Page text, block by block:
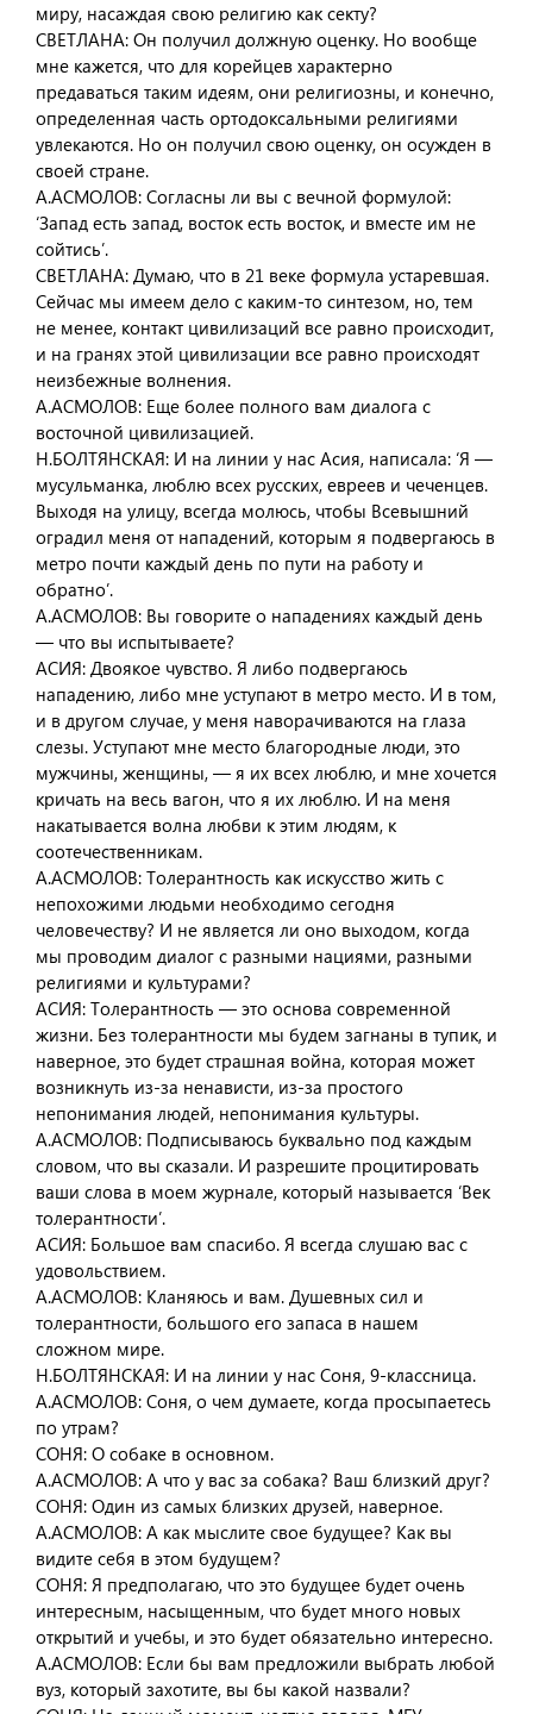
миру, насаждая свою религию как секту?
СВЕТЛАНА: Он получил должную оценку. Но вообще
мне кажется, что для корейцев характерно
предаваться таким идеям, они религиозны, и конечно,
определенная часть ортодоксальными религиями
увлекаются. Но он получил свою оценку, он осужден в
своей стране.
А.АСМОЛОВ: Согласны ли вы с вечной формулой:
‘Запад есть запад, восток есть восток, и вместе им не
сойтись’.
СВЕТЛАНА: Думаю, что в 21 веке формула устаревшая.
Сейчас мы имеем дело с каким-то синтезом, но, тем
не менее, контакт цивилизаций все равно происходит,
и на гранях этой цивилизации все равно происходят
неизбежные волнения.
А.АСМОЛОВ: Еще более полного вам диалога с
восточной цивилизацией.
Н.БОЛТЯНСКАЯ: И на линии у нас Асия, написала: ‘Я —
мусульманка, люблю всех русских, евреев и чеченцев.
Выходя на улицу, всегда молюсь, чтобы Всевышний
оградил меня от нападений, которым я подвергаюсь в
метро почти каждый день по пути на работу и
обратно’.
А.АСМОЛОВ: Вы говорите о нападениях каждый день
— что вы испытываете?
АСИЯ: Двоякое чувство. Я либо подвергаюсь
нападению, либо мне уступают в метро место. И в том,
и в другом случае, у меня наворачиваются на глаза
слезы. Уступают мне место благородные люди, это
мужчины, женщины, — я их всех люблю, и мне хочется
кричать на весь вагон, что я их люблю. И на меня
накатывается волна любви к этим людям, к
соотечественникам.
А.АСМОЛОВ: Толерантность как искусство жить с
непохожими людьми необходимо сегодня
человечеству? И не является ли оно выходом, когда
мы проводим диалог с разными нациями, разными
религиями и культурами?
АСИЯ: Толерантность — это основа современной
жизни. Без толерантности мы будем загнаны в тупик, и
наверное, это будет страшная война, которая может
возникнуть из-за ненависти, из-за простого
непонимания людей, непонимания культуры.
А.АСМОЛОВ: Подписываюсь буквально под каждым
словом, что вы сказали. И разрешите процитировать
ваши слова в моем журнале, который называется ‘Век
толерантности’.
АСИЯ: Большое вам спасибо. Я всегда слушаю вас с
удовольствием.
А.АСМОЛОВ: Кланяюсь и вам. Душевных сил и
толерантности, большого его запаса в нашем
сложном мире.
Н.БОЛТЯНСКАЯ: И на линии у нас Соня, 9-классница.
А.АСМОЛОВ: Соня, о чем думаете, когда просыпаетесь
по утрам?
СОНЯ: О собаке в основном.
А.АСМОЛОВ: А что у вас за собака? Ваш близкий друг?
СОНЯ: Один из самых близких друзей, наверное.
А.АСМОЛОВ: А как мыслите свое будущее? Как вы
видите себя в этом будущем?
СОНЯ: Я предполагаю, что это будущее будет очень
интересным, насыщенным, что будет много новых
открытий и учебы, и это будет обязательно интересно.
А.АСМОЛОВ: Если бы вам предложили выбрать любой
вуз, который захотите, вы бы какой назвали?